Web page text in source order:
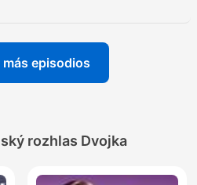
episodios
rozhlas Dvojka